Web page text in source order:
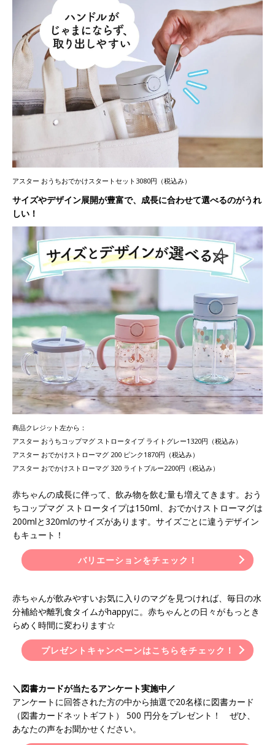
アスター おうちおでかけスタートセット3080円（税込み）
サイズやデザイン展開が豊富で、成長に合わせて選べるのがうれ
しい！
商品クレジット左から：
アスター おうちコップマグ ストロータイプ ライトグレー1320円（税込み）
アスター おでかけストローマグ 200 ピンク1870円（税込み）
アスター おでかけストローマグ 320 ライトブルー2200円（税込み）
赤ちゃんの成長に伴って、飲み物を飲む量も増えてきます。おう
ちコップマグ ストロータイプは150ml、おでかけストローマグは
200mlと320mlのサイズがあります。サイズごとに違うデザイン
もキュート！
バリエーションをチェック！
赤ちゃんが飲みやすいお気に入りのマグを見つければ、毎日の水
分補給や離乳食タイムがhappyに。赤ちゃんとの日々がもっとき
らめく時間に変わります☆
プレゼントキャンペーンはこちらをチェック！
＼図書カードが当たるアンケート実施中／
アンケートに回答された方の中から抽選で20名様に図書カード
（図書カードネットギフト） 500 円分をプレゼント！ ぜひ、
あなたの声をお聞かせください。